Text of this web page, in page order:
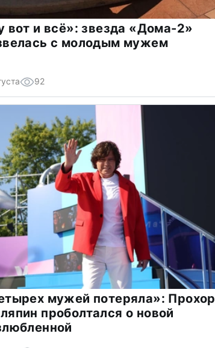
вот и всё»: звезда «Дома-2»
с молодым мужем
92
мужей потеряла»: Прохор
проболтался о новой